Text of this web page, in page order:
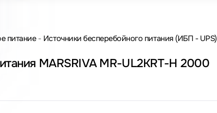
питание Источники бесперебойного питания (ИБП - UPS)
MARSRIVA MR-UL2KRT-H 2000